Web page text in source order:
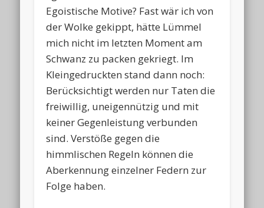
Egoistische Motive? Fast wär ich von
der Wolke gekippt, hätte Lümmel
mich nicht im letzten Moment am
Schwanz zu packen gekriegt. Im
Kleingedruckten stand dann noch:
Berücksichtigt werden nur Taten die
freiwillig, uneigennützig und mit
keiner Gegenleistung verbunden
sind. Verstöße gegen die
himmlischen Regeln können die
Aberkennung einzelner Federn zur
Folge haben.